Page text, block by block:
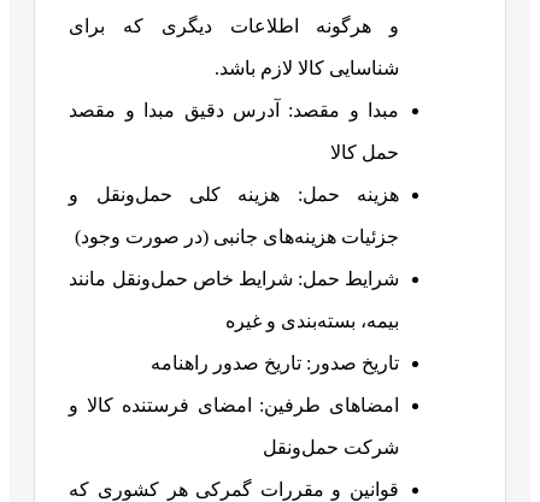
و هرگونه اطلاعات دیگری که برای
شناسایی کالا لازم باشد.
مبدا و مقصد: آدرس دقیق مبدا و مقصد
حمل کالا
هزینه حمل: هزینه کلی حمل‌و‌نقل و
جزئیات هزینه‌های جانبی (در صورت وجود)
شرایط حمل: شرایط خاص حمل‌و‌نقل مانند
بیمه، بسته‌بندی و غیره
تاریخ صدور: تاریخ صدور راهنامه
امضاهای طرفین: امضای فرستنده کالا و
شرکت حمل‌و‌نقل
قوانین و مقررات گمرکی هر کشوری که